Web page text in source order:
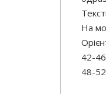
На
42-
48-